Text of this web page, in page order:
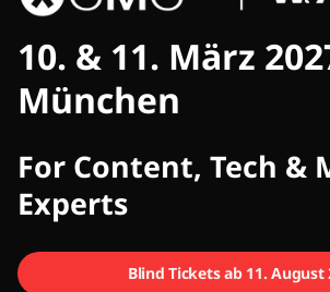
CMCX
10. & 11. März
München
For Content, Tech &
Experts
Blind Tickets ab 11. August